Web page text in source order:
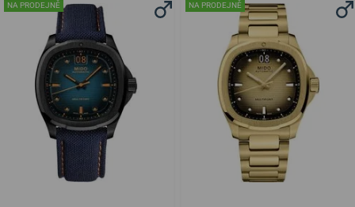
NA PRODEJNĚ NA PRODEJNĚ